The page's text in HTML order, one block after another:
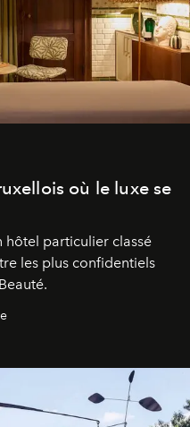
où le luxe se
hôtel particulier classé
les plus confidentiels